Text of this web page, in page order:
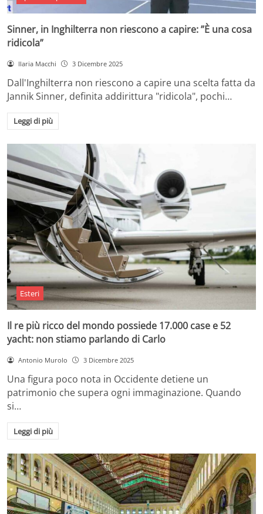
Sinner, in Inghilterra non riescono a capire: ”È una cosa
ridicola”
Ilaria Macchi 3 Dicembre 2025
Dall'Inghilterra non riescono a capire una scelta fatta da
Jannik Sinner, definita addirittura "ridicola", pochi…
Leggi di più
Esteri
Il re più ricco del mondo possiede 17.000 case e 52
yacht: non stiamo parlando di Carlo
Antonio Murolo 3 Dicembre 2025
Una figura poco nota in Occidente detiene un
patrimonio che supera ogni immaginazione. Quando
si…
Leggi di più